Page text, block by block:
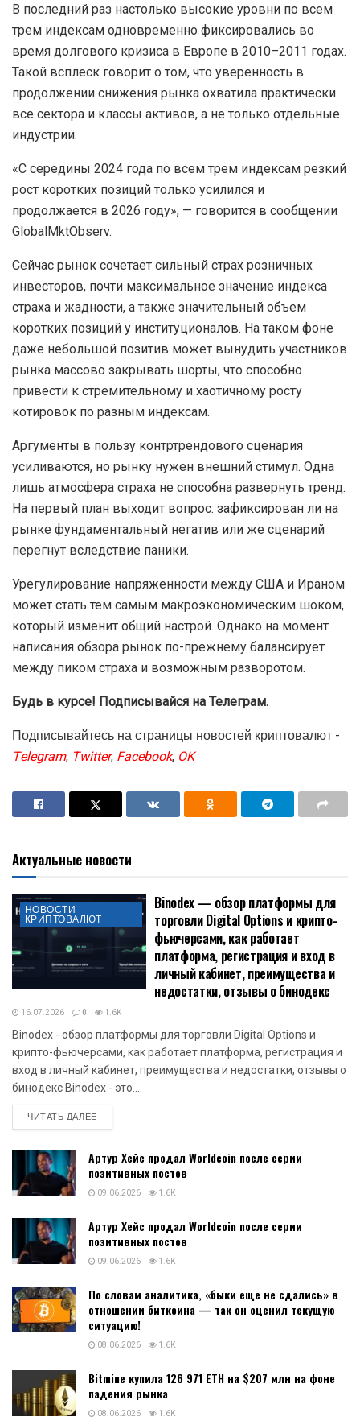
В последний раз настолько высокие уровни по всем
трем индексам одновременно фиксировались во
время долгового кризиса в Европе в 2010–2011 годах.
Такой всплеск говорит о том, что уверенность в
продолжении снижения рынка охватила практически
все сектора и классы активов, а не только отдельные
индустрии.
«С середины 2024 года по всем трем индексам резкий
рост коротких позиций только усилился и
продолжается в 2026 году», — говорится в сообщении
GlobalMktObserv.
Сейчас рынок сочетает сильный страх розничных
инвесторов, почти максимальное значение индекса
страха и жадности, а также значительный объем
коротких позиций у институционалов. На таком фоне
даже небольшой позитив может вынудить участников
рынка массово закрывать шорты, что способно
привести к стремительному и хаотичному росту
котировок по разным индексам.
Аргументы в пользу контртрендового сценария
усиливаются, но рынку нужен внешний стимул. Одна
лишь атмосфера страха не способна развернуть тренд.
На первый план выходит вопрос: зафиксирован ли на
рынке фундаментальный негатив или же сценарий
перегнут вследствие паники.
Урегулирование напряженности между США и Ираном
может стать тем самым макроэкономическим шоком,
который изменит общий настрой. Однако на момент
написания обзора рынок по-прежнему балансирует
между пиком страха и возможным разворотом.
Будь в курсе! Подписывайся на Телеграм.
Подписывайтесь на страницы новостей криптовалют -
Telegram,Twitter,Facebook,OK
Актуальные новости
НОВОСТИ
КРИПТОВАЛЮТ
Binodex — обзор платформы для
торговли Digital Options и крипто-
фьючерсами, как работает
платформа, регистрация и вход в
личный кабинет, преимущества и
недостатки, отзывы о бинодекс
16.07.2026 0 1.6K
Binodex - обзор платформы для торговли Digital Options и
крипто-фьючерсами, как работает платформа, регистрация и
вход в личный кабинет, преимущества и недостатки, отзывы о
бинодекс Binodex - это...
ЧИТАТЬ ДАЛЕЕDETAILS
Артур Хейс продал Worldcoin после серии
позитивных постов
09.06.2026 1.6K
Артур Хейс продал Worldcoin после серии
позитивных постов
09.06.2026 1.6K
По словам аналитика, «быки еще не сдались» в
отношении биткоина — так он оценил текущую
ситуацию!
08.06.2026 1.6K
Bitmine купила 126 971 ETH на $207 млн на фоне
падения рынка
08.06.2026 1.6K